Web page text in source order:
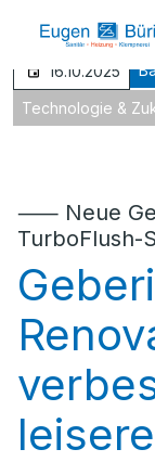
16.10.2025
Technologie &
⸺ Neue
TurboFlush-